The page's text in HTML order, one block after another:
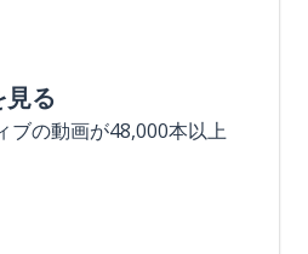
る
ブの動画が48,000本以上